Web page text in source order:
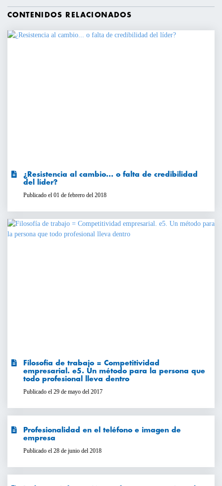
CONTENIDOS RELACIONADOS
¿Resistencia al cambio... o falta de credibilidad
del líder?
Publicado el 01 de febrero del 2018
Filosofía de trabajo = Competitividad
empresarial. e5. Un método para la persona que
todo profesional lleva dentro
Publicado el 29 de mayo del 2017
Profesionalidad en el teléfono e imagen de
empresa
Publicado el 28 de junio del 2018